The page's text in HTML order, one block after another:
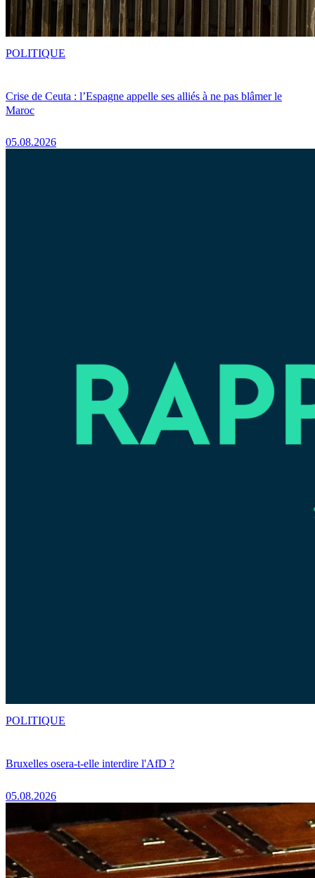
Crise de Ceuta : l’Espagne appelle ses alliés à ne pas blâmer le
Maroc
05.08.2026
POLITIQUE
Bruxelles osera-t-elle interdire l'AfD ?
05.08.2026
POLITIQUE